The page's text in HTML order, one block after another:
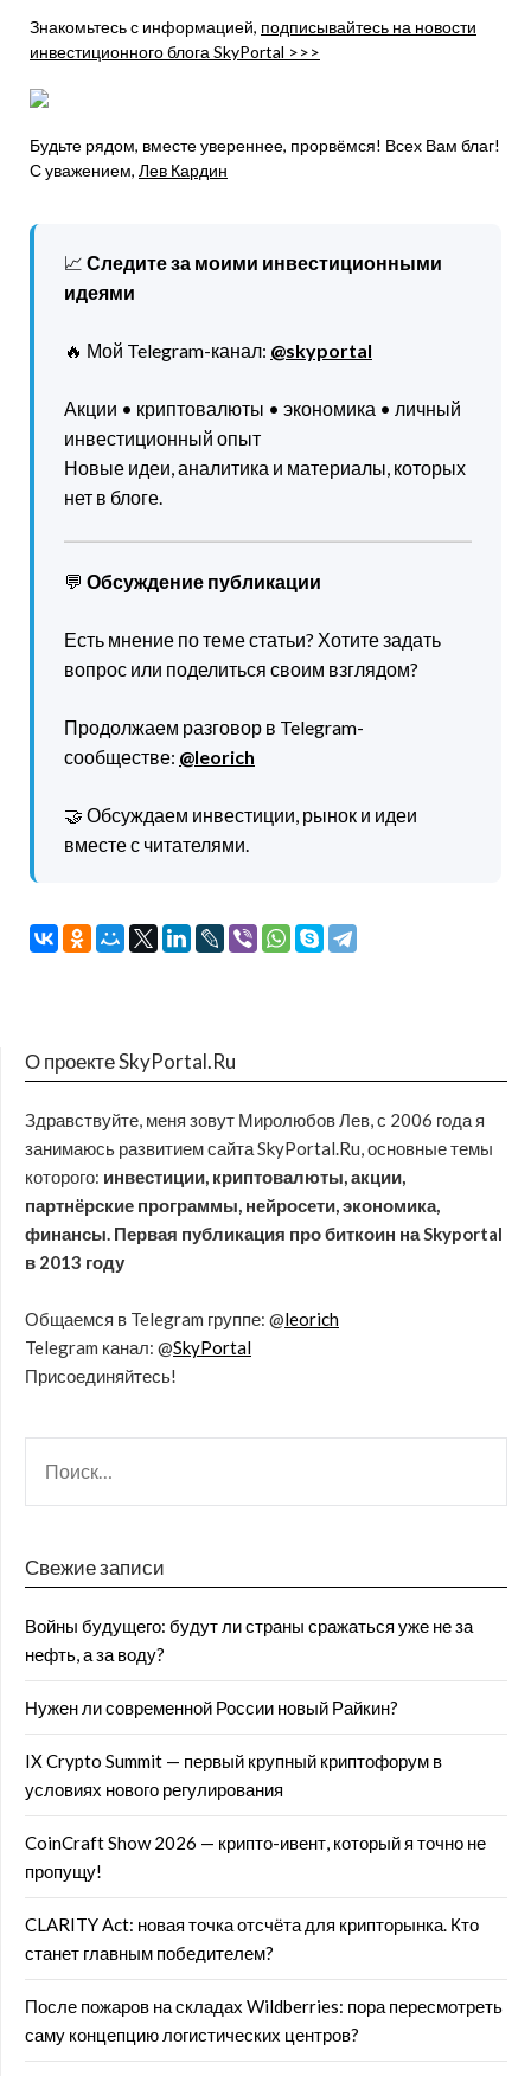
Знакомьтесь с информацией, подписывайтесь на новости
инвестиционного блога SkyPortal >>>
Будьте рядом, вместе увереннее, прорвёмся! Всех Вам благ!
С уважением, Лев Кардин
📈 Следите за моими инвестиционными
идеями
🔥 Мой Telegram-канал: @skyportal
Акции • криптовалюты • экономика • личный
инвестиционный опыт
Новые идеи, аналитика и материалы, которых
нет в блоге.
💬 Обсуждение публикации
Есть мнение по теме статьи? Хотите задать
вопрос или поделиться своим взглядом?
Продолжаем разговор в Telegram-
сообществе: @leorich
🤝 Обсуждаем инвестиции, рынок и идеи
вместе с читателями.
О проекте SkyPortal.Ru
Здравствуйте, меня зовут Миролюбов Лев, с 2006 года я
занимаюсь развитием сайта SkyPortal.Ru, основные темы
которого: инвестиции, криптовалюты, акции,
партнёрские программы, нейросети, экономика,
финансы. Первая публикация про биткоин на Skyportal
в 2013 году
Общаемся в Telegram группе: @leorich
Telegram канал: @SkyPortal
Присоединяйтесь!
Свежие записи
Войны будущего: будут ли страны сражаться уже не за
нефть, а за воду?
Нужен ли современной России новый Райкин?
IX Crypto Summit — первый крупный криптофорум в
условиях нового регулирования
CoinCraft Show 2026 — крипто-ивент, который я точно не
пропущу!
CLARITY Act: новая точка отсчёта для крипторынка. Кто
станет главным победителем?
После пожаров на складах Wildberries: пора пересмотреть
саму концепцию логистических центров?